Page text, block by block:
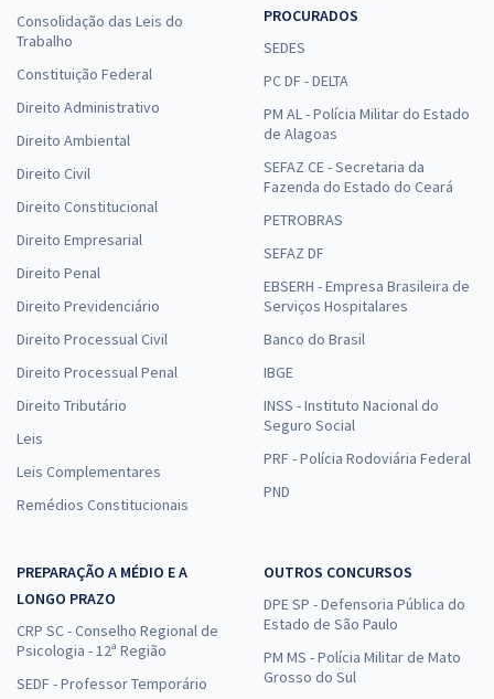
Consolidação das Leis do
Trabalho
Constituição Federal
Direito Administrativo
Direito Ambiental
Direito Civil
Direito Constitucional
Direito Empresarial
Direito Penal
Direito Previdenciário
Direito Processual Civil
Direito Processual Penal
Direito Tributário
Leis
Leis Complementares
Remédios Constitucionais
PROCURADOS
SEDES
PC DF - DELTA
PM AL - Polícia Militar do Estado
de Alagoas
SEFAZ CE - Secretaria da
Fazenda do Estado do Ceará
PETROBRAS
SEFAZ DF
EBSERH - Empresa Brasileira de
Serviços Hospitalares
Banco do Brasil
IBGE
INSS - Instituto Nacional do
Seguro Social
PRF - Polícia Rodoviária Federal
PND
PREPARAÇÃO A MÉDIO E A
LONGO PRAZO
CRP SC - Conselho Regional de
Psicologia - 12ª Região
SEDF - Professor Temporário
OUTROS CONCURSOS
DPE SP - Defensoria Pública do
Estado de São Paulo
PM MS - Polícia Militar de Mato
Grosso do Sul